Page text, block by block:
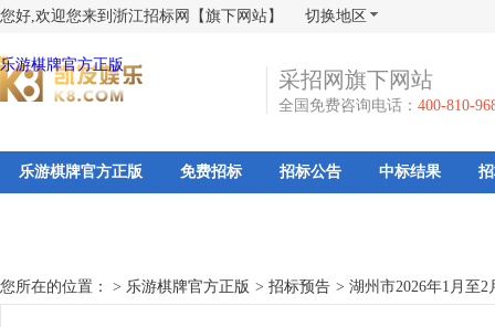
您好,欢迎您来到浙江招标网【旗下网站】 切换地区
乐游棋牌官方正版
采招网旗下网站
全国免费咨询电话： 400-810-
乐游棋牌官方正版 免费招标 招标公告 中标结果
您所在的位置： > 乐游棋牌官方正版 > 招标预告 > 湖州市2026年1月至